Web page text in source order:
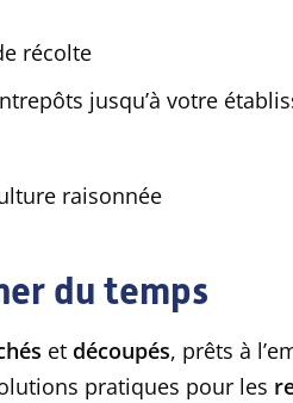
récolte
jusqu’à votre
raisonnée
du temps
et découpés, prêts à
pratiques pour les